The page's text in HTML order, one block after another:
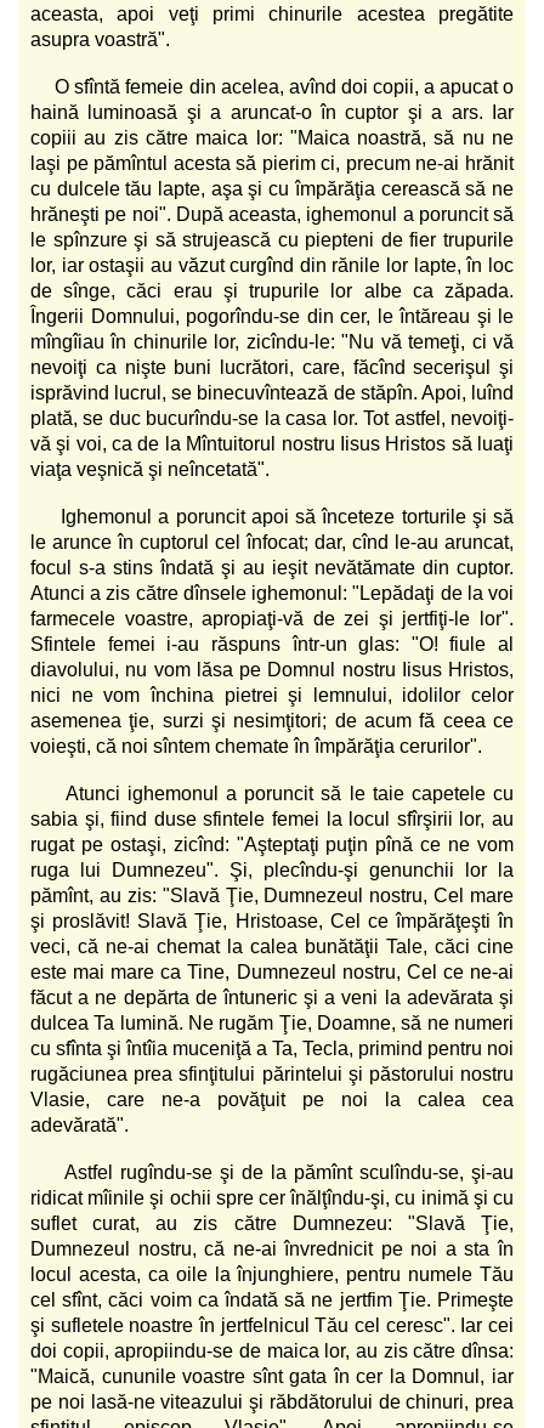
aceasta, apoi veţi primi chinurile acestea pregătite
asupra voastră".
O sfîntă femeie din acelea, avînd doi copii, a apucat o
haină luminoasă şi a aruncat-o în cuptor şi a ars. Iar
copiii au zis către maica lor: "Maica noastră, să nu ne
laşi pe pămîntul acesta să pierim ci, precum ne-ai hrănit
cu dulcele tău lapte, aşa şi cu împărăţia cerească să ne
hrăneşti pe noi". După aceasta, ighemonul a poruncit să
le spînzure şi să strujească cu piepteni de fier trupurile
lor, iar ostaşii au văzut curgînd din rănile lor lapte, în loc
de sînge, căci erau şi trupurile lor albe ca zăpada.
Îngerii Domnului, pogorîndu-se din cer, le întăreau şi le
mîngîiau în chinurile lor, zicîndu-le: "Nu vă temeţi, ci vă
nevoiţi ca nişte buni lucrători, care, făcînd secerişul şi
isprăvind lucrul, se binecuvîntează de stăpîn. Apoi, luînd
plată, se duc bucurîndu-se la casa lor. Tot astfel, nevoiţi-
vă şi voi, ca de la Mîntuitorul nostru Iisus Hristos să luaţi
viaţa veşnică şi neîncetată".
Ighemonul a poruncit apoi să înceteze torturile şi să
le arunce în cuptorul cel înfocat; dar, cînd le-au aruncat,
focul s-a stins îndată şi au ieşit nevătămate din cuptor.
Atunci a zis către dînsele ighemonul: "Lepădaţi de la voi
farmecele voastre, apropiaţi-vă de zei şi jertfiţi-le lor".
Sfintele femei i-au răspuns într-un glas: "O! fiule al
diavolului, nu vom lăsa pe Domnul nostru Iisus Hristos,
nici ne vom închina pietrei şi lemnului, idolilor celor
asemenea ţie, surzi şi nesimţitori; de acum fă ceea ce
voieşti, că noi sîntem chemate în împărăţia cerurilor".
Atunci ighemonul a poruncit să le taie capetele cu
sabia şi, fiind duse sfintele femei la locul sfîrşirii lor, au
rugat pe ostaşi, zicînd: "Aşteptaţi puţin pînă ce ne vom
ruga lui Dumnezeu". Şi, plecîndu-şi genunchii lor la
pămînt, au zis: "Slavă Ţie, Dumnezeul nostru, Cel mare
şi proslăvit! Slavă Ţie, Hristoase, Cel ce împărăţeşti în
veci, că ne-ai chemat la calea bunătăţii Tale, căci cine
este mai mare ca Tine, Dumnezeul nostru, Cel ce ne-ai
făcut a ne depărta de întuneric şi a veni la adevărata şi
dulcea Ta lumină. Ne rugăm Ţie, Doamne, să ne numeri
cu sfînta şi întîia muceniţă a Ta, Tecla, primind pentru noi
rugăciunea prea sfinţitului părintelui şi păstorului nostru
Vlasie, care ne-a povăţuit pe noi la calea cea
adevărată".
Astfel rugîndu-se şi de la pămînt sculîndu-se, şi-au
ridicat mîinile şi ochii spre cer înălţîndu-şi, cu inimă şi cu
suflet curat, au zis către Dumnezeu: "Slavă Ţie,
Dumnezeul nostru, că ne-ai învrednicit pe noi a sta în
locul acesta, ca oile la înjunghiere, pentru numele Tău
cel sfînt, căci voim ca îndată să ne jertfim Ţie. Primeşte
şi sufletele noastre în jertfelnicul Tău cel ceresc". Iar cei
doi copii, apropiindu-se de maica lor, au zis către dînsa:
"Maică, cununile voastre sînt gata în cer la Domnul, iar
pe noi lasă-ne viteazului şi răbdătorului de chinuri, prea